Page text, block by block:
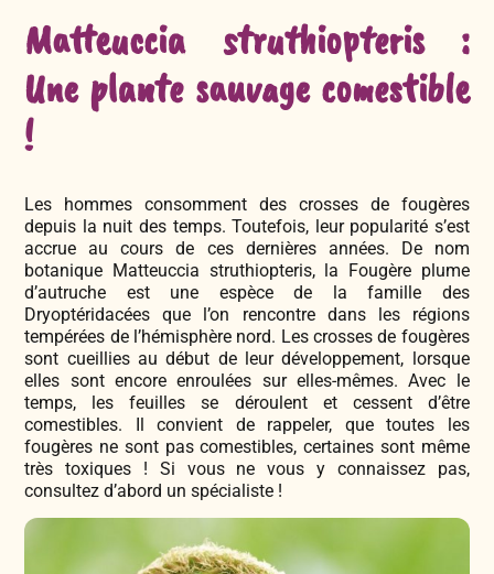
Matteuccia struthiopteris :
Une plante sauvage comestible
!
Les hommes consomment des crosses de fougères
depuis la nuit des temps. Toutefois, leur popularité s’est
accrue au cours de ces dernières années. De nom
botanique Matteuccia struthiopteris, la Fougère plume
d’autruche est une espèce de la famille des
Dryoptéridacées que l’on rencontre dans les régions
tempérées de l’hémisphère nord. Les crosses de fougères
sont cueillies au début de leur développement, lorsque
elles sont encore enroulées sur elles-mêmes. Avec le
temps, les feuilles se déroulent et cessent d’être
comestibles. Il convient de rappeler, que toutes les
fougères ne sont pas comestibles, certaines sont même
très toxiques ! Si vous ne vous y connaissez pas,
consultez d’abord un spécialiste !